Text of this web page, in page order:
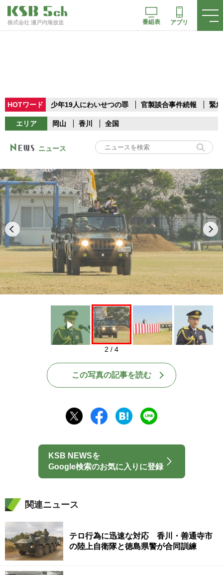
株式会社 瀬戸内海放送 番組表 アプリ
HOTワード 少年19人にわいせつの罪 官製談合事件続報 緊
エリア 岡山 香川 全国
ニュース
Play
2 / 4
この写真の記事を読む
KSB NEWSを
Google検索のお気に入りに登録
関連ニュース
テロ行為に迅速な対応 香川・善通寺市
の陸上自衛隊と徳島県警が合同訓練